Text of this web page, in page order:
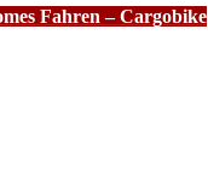
Fahren – Cargobike